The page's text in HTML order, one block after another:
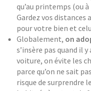
qu’au printemps (ou
Gardez vos distances
pour votre bien et
Globalement, on
s’insère pas quand il
voiture, on évite les
parce qu’on ne sait
risque de surprendre